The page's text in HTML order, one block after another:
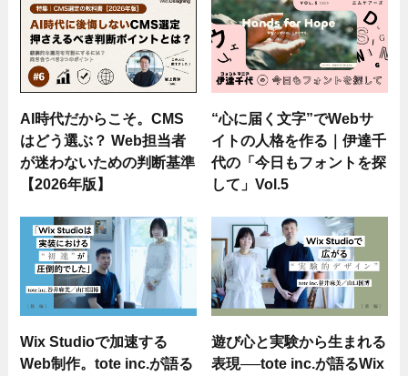
AI時代だからこそ。CMS
はどう選ぶ？ Web担当者
が迷わないための判断基準
【2026年版】
“心に届く文字”でWebサ
イトの人格を作る｜伊達千
代の「今日もフォントを探
して」Vol.5
Wix Studioで加速する
Web制作。tote inc.が語る
遊び心と実験から生まれる
表現──tote inc.が語るWix